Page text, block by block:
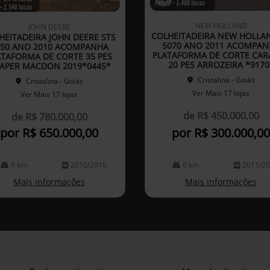
JOHN DEERE
JOHN DEERE STS
ANO 2010 ACOMPANHA
DE CORTE 35 PES
MACDON 2019*0445*
Cristalina - Goiás
Ver Mais 17 lojas
de R$ 780.000,00
por R$ 650.000,00
0 km 2010/2010
Mais informações
Co
arti
lhe
NEW HOLLAND
COLHEITADEIRA NEW
5070 ANO 2011
PLATAFORMA DE CORTE
20 PES ARROZEIRA
Cristalina - Goiás
Ver Mais 17 lojas
de R$ 450.000,00
por R$ 300.000,00
0 km 2011/
Mais informações